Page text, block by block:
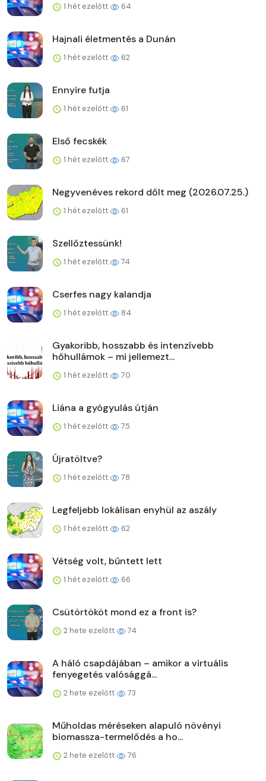
1 hét ezelőtt 64
Hajnali életmentés a Dunán
1 hét ezelőtt 62
Ennyire futja
1 hét ezelőtt 61
Első fecskék
1 hét ezelőtt 67
Negyvenéves rekord dőlt meg (2026.07.25.)
1 hét ezelőtt 61
Szellőztessünk!
1 hét ezelőtt 74
Cserfes nagy kalandja
1 hét ezelőtt 84
Gyakoribb, hosszabb és intenzívebb
hőhullámok – mi jellemezt...
1 hét ezelőtt 70
Liána a gyógyulás útján
1 hét ezelőtt 75
Újratöltve?
1 hét ezelőtt 78
Legfeljebb lokálisan enyhül az aszály
1 hét ezelőtt 62
Vétség volt, bűntett lett
1 hét ezelőtt 66
Csütörtököt mond ez a front is?
2 hete ezelőtt 74
A háló csapdájában – amikor a virtuális
fenyegetés valósággá...
2 hete ezelőtt 73
Műholdas méréseken alapuló növényi
biomassza-termelődés a ho...
2 hete ezelőtt 76